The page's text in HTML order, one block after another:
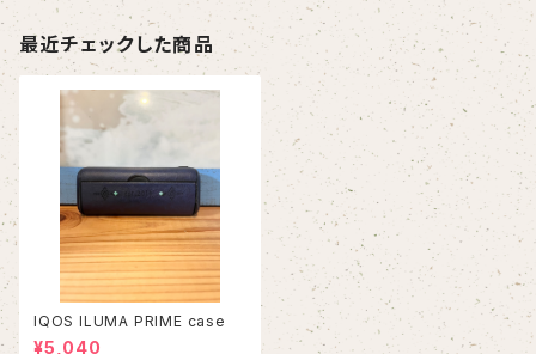
最近チェックした商品
IQOS ILUMA PRIME case
¥5,040